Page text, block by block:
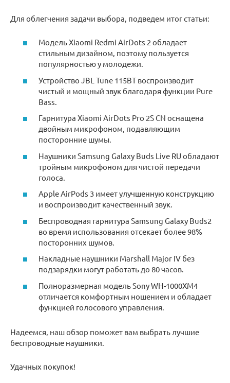
Для облегчения задачи выбора, подведем итог статьи:
Модель Xiaomi Redmi AirDots 2 обладает
стильным дизайном, поэтому пользуется
популярностью у молодежи.
Устройство JBL Tune 115BT воспроизводит
чистый и мощный звук благодаря функции Pure
Bass.
Гарнитура Xiaomi AirDots Pro 2S CN оснащена
двойным микрофоном, подавляющим
посторонние шумы.
Наушники Samsung Galaxy Buds Live RU обладают
тройным микрофоном для чистой передачи
голоса.
Apple AirPods 3 имеет улучшенную конструкцию
и воспроизводит качественный звук.
Беспроводная гарнитура Samsung Galaxy Buds2
во время использования отсекает более 98%
посторонних шумов.
Накладные наушники Marshall Major IV без
подзарядки могут работать до 80 часов.
Полноразмерная модель Sony WH-1000XM4
отличается комфортным ношением и обладает
функцией голосового управления.
Надеемся, наш обзор поможет вам выбрать лучшие
беспроводные наушники.
Удачных покупок!